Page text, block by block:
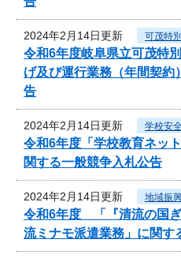
2024年2月14日更新 可茂特
令和6年度岐阜県立可茂特
げ及び運行業務（年間契約
告
2024年2月14日更新 学校安
令和6年度「学校教育ネッ
関する一般競争入札公告
2024年2月14日更新 地域振
令和6年度 「『清流の国
流ミナモ派遣業務」に関す